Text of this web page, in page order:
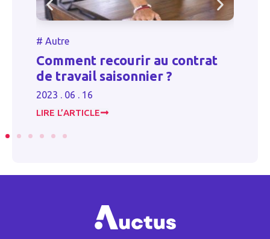
Autre
Comment recourir au contrat
de travail saisonnier ?
2023 . 06 . 16
LIRE L’ARTICLE